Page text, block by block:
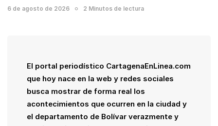
6 de agosto de 2026 2 Minutos de lectura
El portal periodístico CartagenaEnLinea.com
que hoy nace en la web y redes sociales
busca mostrar de forma real los
acontecimientos que ocurren en la ciudad y
el departamento de Bolívar verazmente y